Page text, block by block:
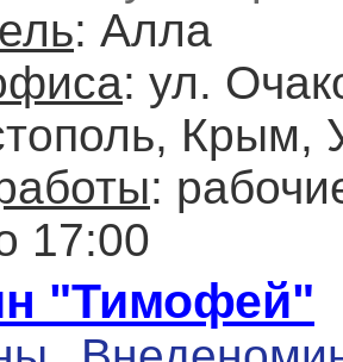
: Алла
: ул.
Крым,
:
17:00
"Тимофей"